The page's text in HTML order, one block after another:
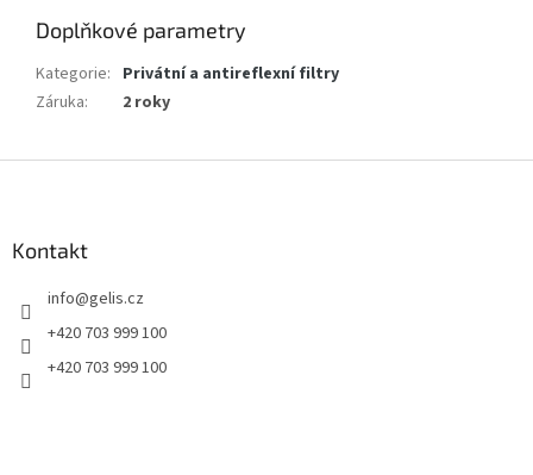
Doplňkové parametry
Kategorie: Privátní a antireflexní filtry
Záruka: 2 roky
Kontakt
info@gelis.cz
+420 703 999 100
+420 703 999 100